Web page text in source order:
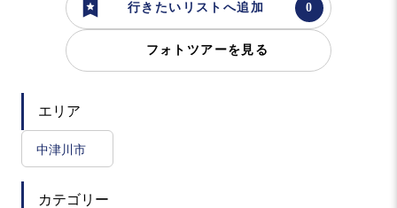
行きたいリストへ追加
フォトツアーを見る
エリア
中津川市
カテゴリー